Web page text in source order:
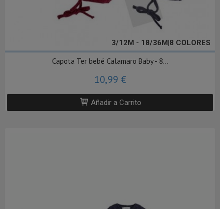
3/12M - 18/36M|8 COLORES
Capota Ter bebé Calamaro Baby - 8...
10,99 €
Añadir a Carrito